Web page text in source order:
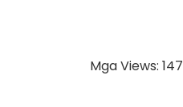
Mga Views: 147